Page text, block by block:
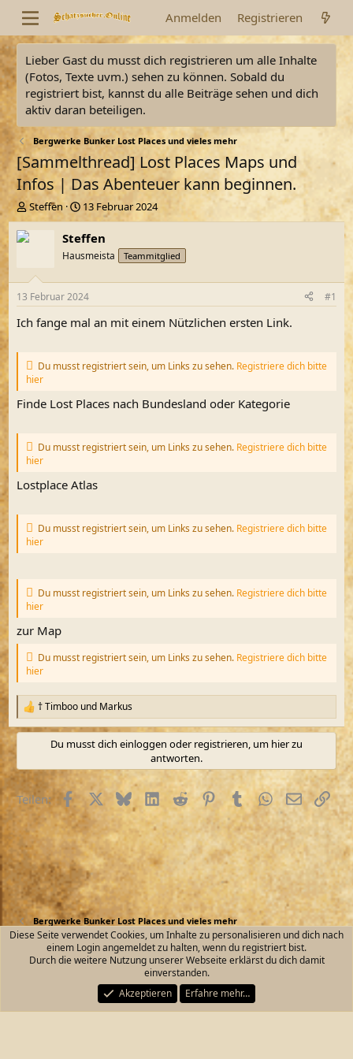
Anmelden Registrieren
Lieber Gast du musst dich registrieren um alle Inhalte
(Fotos, Texte uvm.) sehen zu können. Sobald du
registriert bist, kannst du alle Beiträge sehen und dich
aktiv daran beteiligen.
Bergwerke Bunker Lost Places und vieles mehr
[Sammelthread] Lost Places Maps und
Infos | Das Abenteuer kann beginnen.
E
r
s
l
e
r
Steffen
E
r
s
e
l
t
a
13 Februar 2024
Steffen
Hausmeista Teammitglied
13 Februar 2024 #1
Ich fange mal an mit einem Nützlichen ersten Link.
Du musst registriert sein, um Links zu sehen. Registriere dich bitte
hier
Finde Lost Places nach Bundesland oder Kategorie
Du musst registriert sein, um Links zu sehen. Registriere dich bitte
hier
Lostplace Atlas
Du musst registriert sein, um Links zu sehen. Registriere dich bitte
hier
Du musst registriert sein, um Links zu sehen. Registriere dich bitte
hier
zur Map
Du musst registriert sein, um Links zu sehen. Registriere dich bitte
hier
R
e
a
i
n
e
n
† Timboo und Markus
Du musst dich einloggen oder registrieren, um hier zu
antworten.
Teilen: FacebookX (Twitter)
BlueskyLinkedIn
Reddit PinterestTumblrWhatsApp
E-MailLink
Bergwerke Bunker Lost Places und vieles mehr
Kontakt Nutzungsbedingungen
Datenschutz
Start
R
S
Community platform by XenForo® © 2010-2026 XenForo Ltd.
Diese Seite verwendet Cookies, um Inhalte zu personalisieren und dich nach
einem Login angemeldet zu halten, wenn du registriert bist.
Durch die weitere Nutzung unserer Webseite erklärst du dich damit
einverstanden.
Akzeptieren
Erfahre mehr…